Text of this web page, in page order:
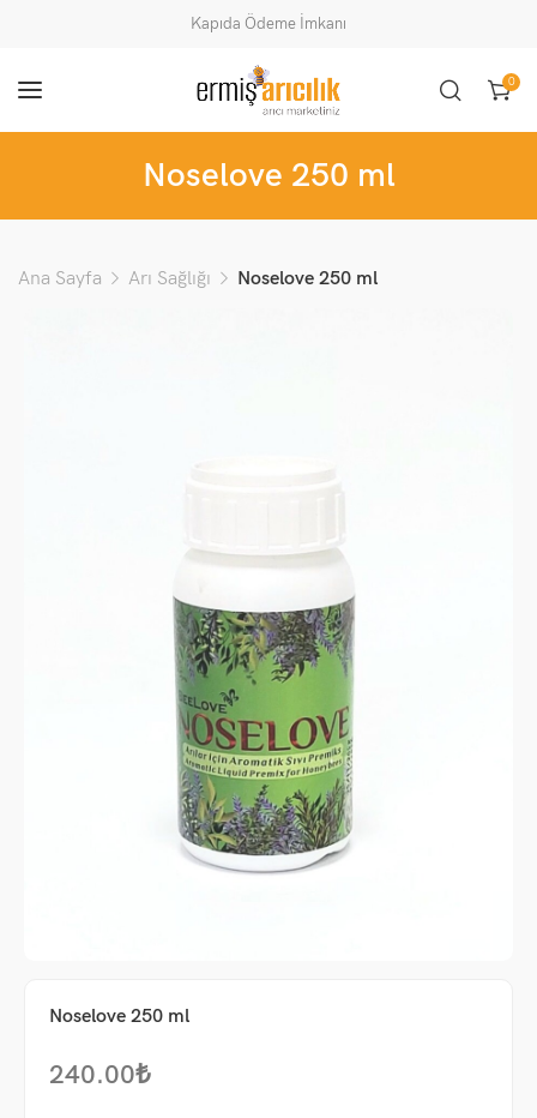
Kapıda Ödeme İmkanı
0
Noselove 250 ml
Ana Sayfa Arı Sağlığı Noselove 250 ml
Noselove 250 ml
240.00₺